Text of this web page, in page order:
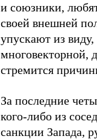
и союзники,
своей внешней
упускают из
многовекторной,
стремится
За последние
кого-либо из
санкции Запада,